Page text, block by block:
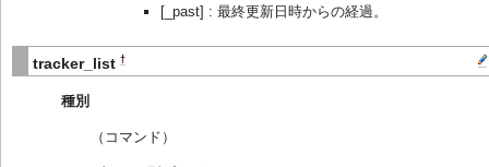
[_past] : 最終更新日時からの経過。
tracker_list †
種別
（コマンド）